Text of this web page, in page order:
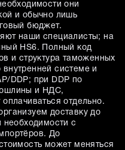
они
и обычно лишь
бюджет.
наши специалисты; на
HS6. Полный код
и структура таможенных
системе и
DDP; при DDP по
и НДС,
отдельно.
доставку до
необходимости с
До
может меняться